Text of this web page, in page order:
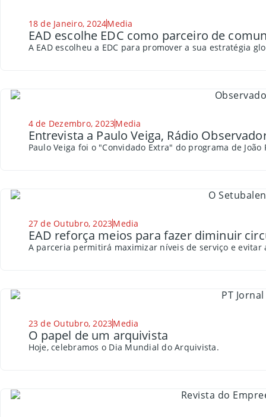
18 de Janeiro, 2024Media
EAD escolhe EDC como parceiro de
A EAD escolheu a EDC para promover a sua estratégia
4 de Dezembro, 2023Media
Entrevista a Paulo Veiga, Rádio
Paulo Veiga​ foi o "Convidado Extra" do programa de
27 de Outubro, 2023Media
EAD reforça meios para fazer diminuir
A parceria permitirá maximizar níveis de serviço e evitar
23 de Outubro, 2023Media
O papel de um arquivista
Hoje, celebramos o Dia Mundial do Arquivista.